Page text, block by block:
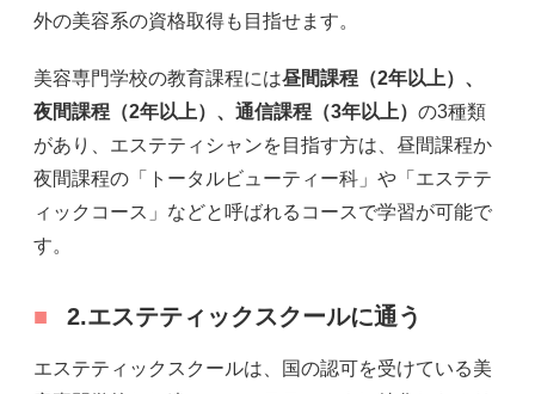
外の美容系の資格取得も目指せます。
美容専門学校の教育課程には昼間課程（2年以上）、
夜間課程（2年以上）、通信課程（3年以上） の3種類
があり、エステティシャンを目指す方は、昼間課程か
夜間課程の「トータルビューティー科」や「エステテ
ィックコース」などと呼ばれるコースで学習が可能で
す。
2.エステティックスクールに通う
エステティックスクールは、国の認可を受けている美